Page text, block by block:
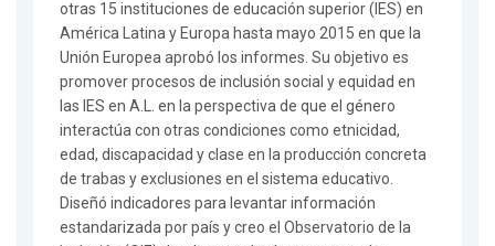
otras 15 instituciones de educación superior (IES) en
América Latina y Europa hasta mayo 2015 en que la
Unión Europea aprobó los informes. Su objetivo es
promover procesos de inclusión social y equidad en
las IES en A.L. en la perspectiva de que el género
interactúa con otras condiciones como etnicidad,
edad, discapacidad y clase en la producción concreta
de trabas y exclusiones en el sistema educativo.
Diseñó indicadores para levantar información
estandarizada por país y creo el Observatorio de la